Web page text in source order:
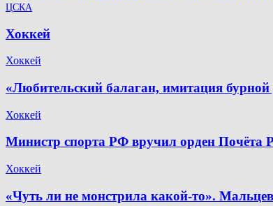
ЦСКА
Хоккей
Хоккей
«Любительский балаган, имитация
Хоккей
Министр спорта РФ вручил орден Почёта
Хоккей
«Чуть ли не монстрила какой-то».